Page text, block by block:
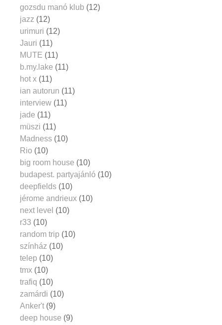
gozsdu manó klub (12)
jazz (12)
urimuri (12)
Jauri (11)
MUTE (11)
b.my.lake (11)
hot x (11)
ian autorun (11)
interview (11)
jade (11)
müszi (11)
Madness (10)
Rio (10)
big room house (10)
budapest. partyajánló (10)
deepfields (10)
jérome andrieux (10)
next level (10)
r33 (10)
random trip (10)
színház (10)
telep (10)
tmx (10)
trafiq (10)
zamárdi (10)
Anker't (9)
deep house (9)